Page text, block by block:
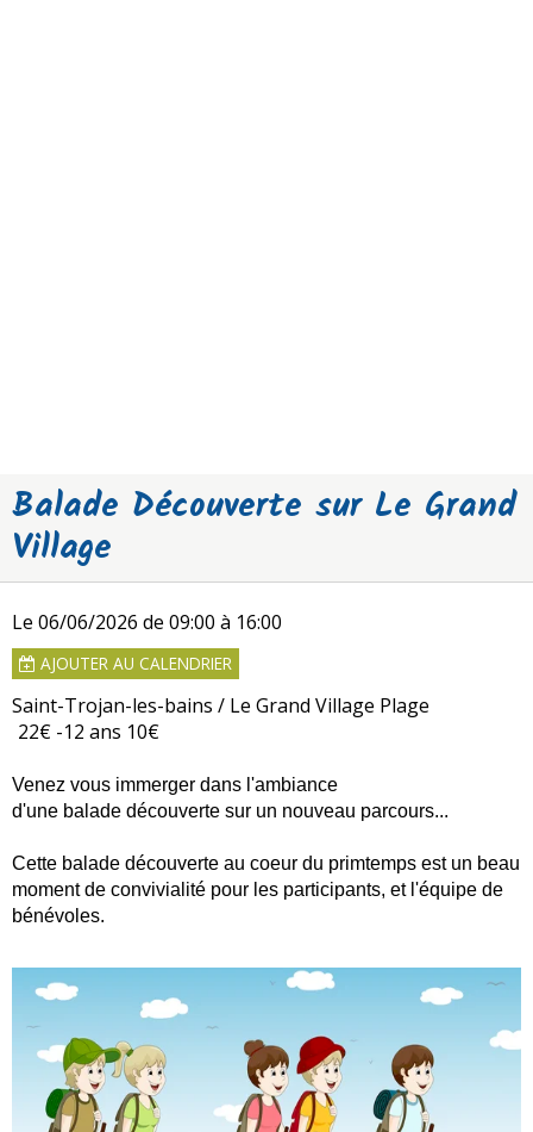
Balade Découverte sur Le Grand
Village
Le 06/06/2026 de 09:00 à 16:00
AJOUTER AU CALENDRIER
Saint-Trojan-les-bains / Le Grand Village Plage
22€ -12 ans 10€
Venez vous immerger dans l'ambiance
d'une balade découverte sur un nouveau parcours...
Cette balade découverte au coeur du primtemps est un beau
moment de convivialité pour les participants, et l'équipe de
bénévoles.